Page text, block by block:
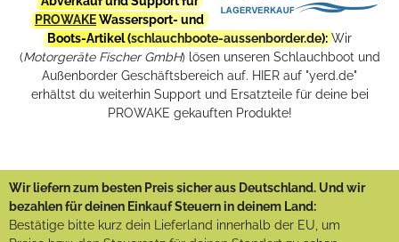
PROWAKEWassersport- und
Boots-Artikel (schlauchboote-aussenborder.de): Wir
(Motorgeräte Fischer GmbH) lösen unseren Schlauchboot und
Außenborder Geschäftsbereich auf. HIER auf "yerd.de"
erhältst du weiterhin Support und Ersatzteile für deine bei
PROWAKE gekauften Produkte!
Wir liefern zum besten Preis sicher aus Deutschland. Und wir
bezahlen für deinen Einkauf Steuern in deinem Land:
Bestätige bitte kurz dein Lieferland innerhalb der EU, um